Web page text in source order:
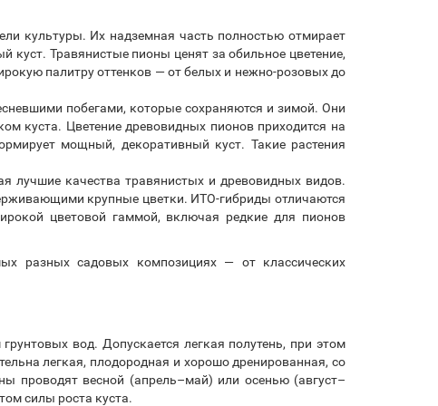
культуры. Их надземная часть полностью отмирает
куст. Травянистые пионы ценят за обильное цветение,
палитру оттенков — от белых и нежно-розовых до
побегами, которые сохраняются и зимой. Они
куста. Цветение древовидных пионов приходится на
мощный, декоративный куст. Такие растения
лучшие качества травянистых и древовидных видов.
крупные цветки. ИТО-гибриды отличаются
цветовой гаммой, включая редкие для пионов
разных садовых композициях — от классических
вод. Допускается легкая полутень, при этом
легкая, плодородная и хорошо дренированная, со
проводят весной (апрель–май) или осенью (август–
силы роста куста.